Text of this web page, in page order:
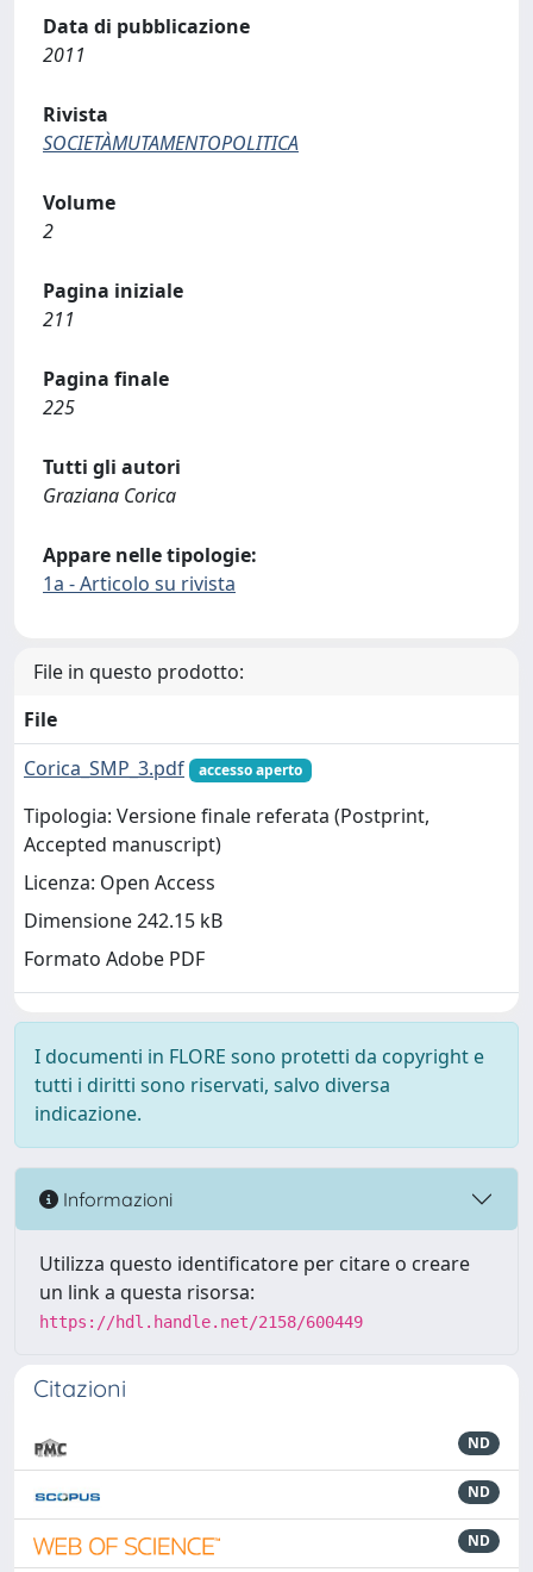
Data di pubblicazione
2011
Rivista
SOCIETÀMUTAMENTOPOLITICA
Volume
2
Pagina iniziale
211
Pagina finale
225
Tutti gli autori
Graziana Corica
Appare nelle tipologie:
1a - Articolo su rivista
File in questo prodotto:
File
Corica_SMP_3.pdf
accesso aperto
Tipologia: Versione finale referata (Postprint,
Accepted manuscript)
Licenza: Open Access
Dimensione 242.15 kB
Formato Adobe PDF
I documenti in FLORE sono protetti da copyright e
tutti i diritti sono riservati, salvo diversa
indicazione.
Informazioni
Utilizza questo identificatore per citare o creare
un link a questa risorsa:
https://hdl.handle.net/2158/600449
Citazioni
ND
ND
ND